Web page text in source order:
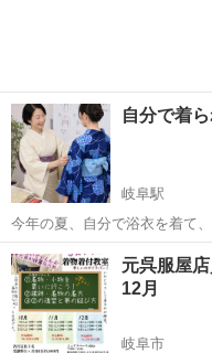
自分で着
岐阜駅
今年の夏、自分で浴衣を着て
てみませんか？ 「浴衣を自分で着られるようになりたい」 「昔習った
けれど忘れてしまった」 「着物にも興味
少人数でゆっく...
岐阜 岐阜市 岐阜駅
元呉服屋
12月
岐阜市